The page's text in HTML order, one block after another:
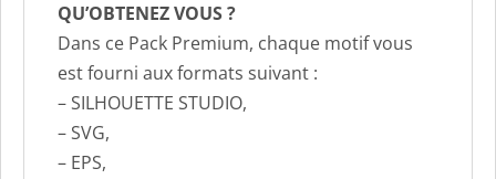
QU’OBTENEZ VOUS ?
Dans ce Pack Premium, chaque motif vous
est fourni aux formats suivant :
– SILHOUETTE STUDIO,
– SVG,
– EPS,